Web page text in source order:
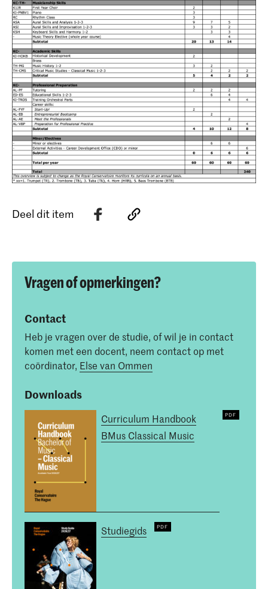
Deel dit item
Vragen of opmerkingen?
Contact
Heb je vragen over de studie, of wil je in contact
komen met een docent, neem contact op met
coördinator, Else van Ommen
Downloads
Curriculum Handbook
BMus Classical Music
Studiegids